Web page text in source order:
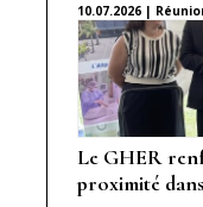
10.07.2026 |
Le GHER
proximité